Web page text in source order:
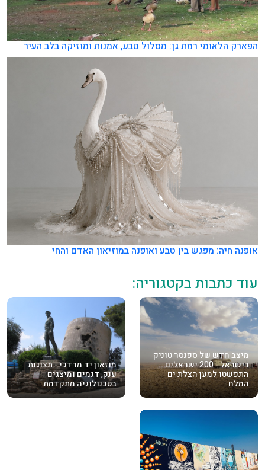
הפארק הלאומי רמת גן: מסלול טבע, אמנות ומוזיקה בלב העיר
אופנה חיה: מפגש בין טבע ואופנה במוזיאון האדם והחי
עוד כתבות בקטגוריה:
מיצב חדש של ספנסר טוניק
בישראל - 200 ישראלים
התפשטו למען הצלת ים
המלח
מוזאון יד מרדכי - תצוגות
ענק, דגמים ומיצגים
בטכנולוגיה מתקדמת